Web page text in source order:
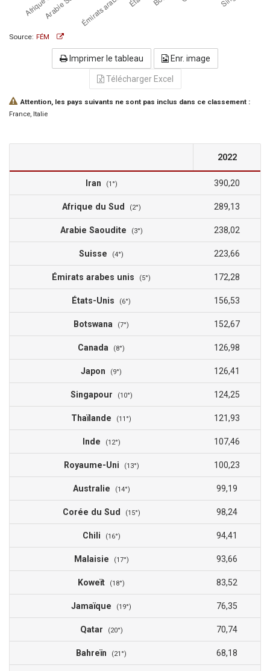
Source: FÉM
Imprimer le tableau Enr. image
Télécharger Excel
Attention, les pays suivants ne sont pas inclus dans ce classement :
France, Italie
2022
Iran (1°) 390,20
Afrique du Sud (2°) 289,13
Arabie Saoudite (3°) 238,02
Suisse (4°) 223,66
Émirats arabes unis (5°) 172,28
États-Unis (6°) 156,53
Botswana (7°) 152,67
Canada (8°) 126,98
Japon (9°) 126,41
Singapour (10°) 124,25
Thaïlande (11°) 121,93
Inde (12°) 107,46
Royaume-Uni (13°) 100,23
Australie (14°) 99,19
Corée du Sud (15°) 98,24
Chili (16°) 94,41
Malaisie (17°) 93,66
Koweït (18°) 83,52
Jamaïque (19°) 76,35
Qatar (20°) 70,74
Bahreïn (21°) 68,18